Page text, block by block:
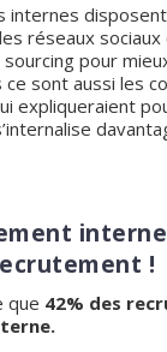
internes
réseaux sociaux
pour
ce sont aussi les
expliqueraient
!
que 42% des